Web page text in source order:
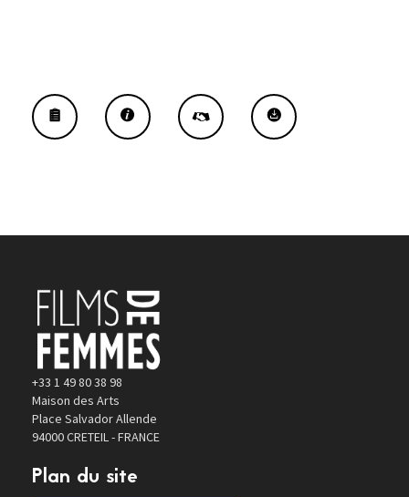
+33 1 49 80 38 98
Maison des Arts
Place Salvador Allende
94000 CRETEIL - FRANCE
Plan du site